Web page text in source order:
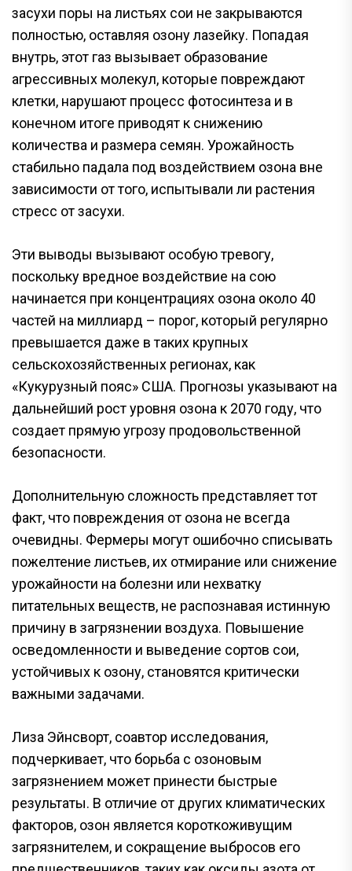
засухи поры на листьях сои не закрываются
полностью, оставляя озону лазейку. Попадая
внутрь, этот газ вызывает образование
агрессивных молекул, которые повреждают
клетки, нарушают процесс фотосинтеза и в
конечном итоге приводят к снижению
количества и размера семян. Урожайность
стабильно падала под воздействием озона вне
зависимости от того, испытывали ли растения
стресс от засухи.
Эти выводы вызывают особую тревогу,
поскольку вредное воздействие на сою
начинается при концентрациях озона около 40
частей на миллиард – порог, который регулярно
превышается даже в таких крупных
сельскохозяйственных регионах, как
«Кукурузный пояс» США. Прогнозы указывают на
дальнейший рост уровня озона к 2070 году, что
создает прямую угрозу продовольственной
безопасности.
Дополнительную сложность представляет тот
факт, что повреждения от озона не всегда
очевидны. Фермеры могут ошибочно списывать
пожелтение листьев, их отмирание или снижение
урожайности на болезни или нехватку
питательных веществ, не распознавая истинную
причину в загрязнении воздуха. Повышение
осведомленности и выведение сортов сои,
устойчивых к озону, становятся критически
важными задачами.
Лиза Эйнсворт, соавтор исследования,
подчеркивает, что борьба с озоновым
загрязнением может принести быстрые
результаты. В отличие от других климатических
факторов, озон является короткоживущим
загрязнителем, и сокращение выбросов его